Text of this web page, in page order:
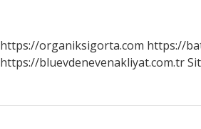
https://organiksigorta.com https://
https://bluevdenevenakliyat.com.tr